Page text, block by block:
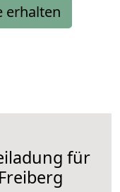
erhalten
für